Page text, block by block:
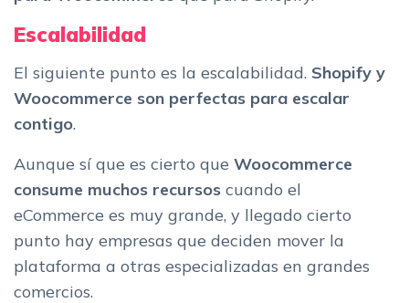
Escalabilidad
El siguiente punto es la escalabilidad. Shopify y
Woocommerce son perfectas para escalar
contigo.
Aunque sí que es cierto que Woocommerce
consume muchos recursos cuando el
eCommerce es muy grande, y llegado cierto
punto hay empresas que deciden mover la
plataforma a otras especializadas en grandes
comercios.